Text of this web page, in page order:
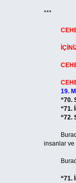
***
19.
“70.
“71.
“72.
Burada
insanlar ve
Burada
“71.